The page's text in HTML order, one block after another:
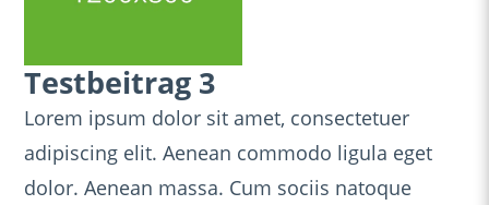
Testbeitrag 3
Lorem ipsum dolor sit amet, consectetuer
adipiscing elit. Aenean commodo ligula eget
dolor. Aenean massa. Cum sociis natoque